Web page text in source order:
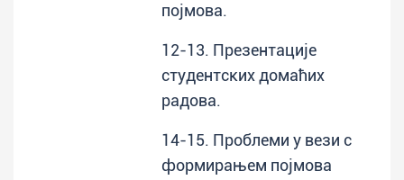
појмова.
12-13. Презентације
студентских домаћих
радова.
14-15. Проблеми у вези с
формирањем појмова